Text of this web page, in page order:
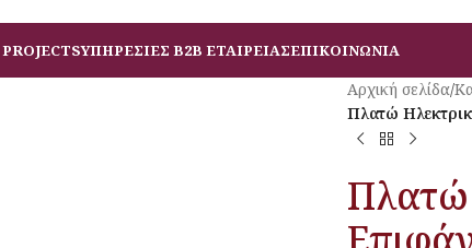
ΥΠΗΡΕΣΙΕΣ B2B ΕΤΑΙΡΕΙΑΣΕΠΙΚΟΙΝΩΝΙΑ
Αρχική σελίδα/
Πλατώ
Πλατώ